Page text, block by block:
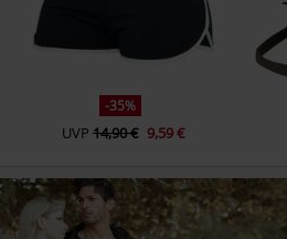
-35%
UVP 14,90 € 9,59 €